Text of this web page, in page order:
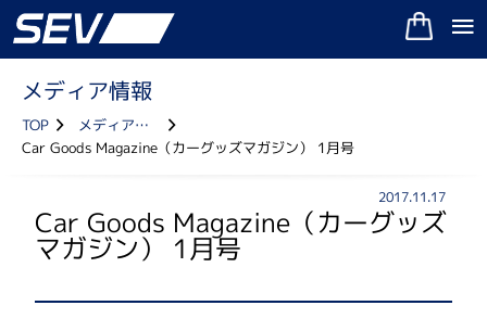
メディア情報
TOP
メディア情報
Car Goods Magazine（カーグッズマガジン） 1月号
Car Goods Magazine（カーグッズ
マガジン） 1月号
2017.11.17